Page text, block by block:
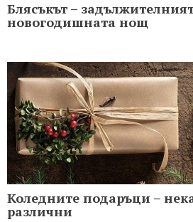
Блясъкът –
новогодишната нощ
Коледните подаръци –
различни